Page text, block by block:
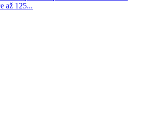
až 125...